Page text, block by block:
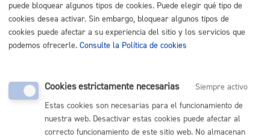
Actos - Reservas
Volver al índice Volver atrás
puede bloquear algunos tipos de cookies. Puede elegir qué tipo de
cookies desea activar. Sin embargo, bloquear algunos tipos de
cookies puede afectar a su experiencia del sitio y los servicios que
podemos ofrecerle. Consulte la Política de cookies
Cookies estrictamente necesarias
Siempre activo
Estas cookies son necesarias para el funcionamiento de
nuestra web. Desactivar estas cookies puede afectar al
correcto funcionamiento de este sitio web. No almacenan